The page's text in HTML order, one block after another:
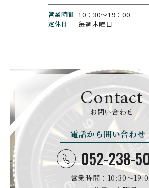
CHRONOSWISS
クロノスイス
CUERVOY SOBRINOS
CYRUS
D. DORNBLÜTH&SOH
N
D.ドルンブルート＆ゾー
DANIEL ROTH
ダニエル・ロート ダ
DUBEY&SCHALDENBR
ヨ
営業時間 10：30〜19：00
定休日 毎週木曜日
Contact
お問い合わせ
電話から問い合わせ
052-238-
営業時間：10:30〜